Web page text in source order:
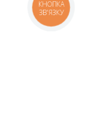
КНОПКА
ЗВ'ЯЗКУ